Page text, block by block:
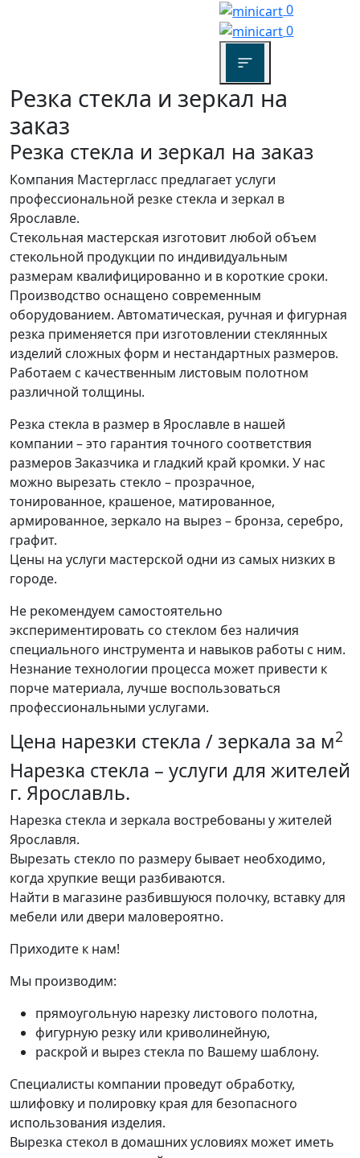
0
0
Резка стекла и зеркал на
заказ
Резка стекла и зеркал на заказ
Компания Мастергласс предлагает услуги
профессиональной резке стекла и зеркал в
Ярославле.
Стекольная мастерская изготовит любой объем
стекольной продукции по индивидуальным
размерам квалифицированно и в короткие сроки.
Производство оснащено современным
оборудованием. Автоматическая, ручная и фигурная
резка применяется при изготовлении стеклянных
изделий сложных форм и нестандартных размеров.
Работаем с качественным листовым полотном
различной толщины.
Резка стекла в размер в Ярославле в нашей
компании – это гарантия точного соответствия
размеров Заказчика и гладкий край кромки. У нас
можно вырезать стекло – прозрачное,
тонированное, крашеное, матированное,
армированное, зеркало на вырез – бронза, серебро,
графит.
Цены на услуги мастерской одни из самых низких в
городе.
Не рекомендуем самостоятельно
экспериментировать со стеклом без наличия
специального инструмента и навыков работы с ним.
Незнание технологии процесса может привести к
порче материала, лучше воспользоваться
профессиональными услугами.
Цена нарезки стекла / зеркала за м2
Нарезка стекла – услуги для жителей
г. Ярославль.
Нарезка стекла и зеркала востребованы у жителей
Ярославля.
Вырезать стекло по размеру бывает необходимо,
когда хрупкие вещи разбиваются.
Найти в магазине разбившуюся полочку, вставку для
мебели или двери маловероятно.
Приходите к нам!
Мы производим:
прямоугольную нарезку листового полотна,
фигурную резку или криволинейную,
раскрой и вырез стекла по Вашему шаблону.
Специалисты компании проведут обработку,
шлифовку и полировку края для безопасного
использования изделия.
Вырезка стекол в домашних условиях может иметь